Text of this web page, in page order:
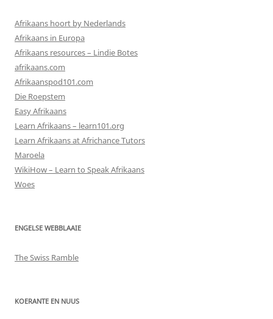
Afrikaans hoort by Nederlands
Afrikaans in Europa
Afrikaans resources – Lindie Botes
afrikaans.com
Afrikaanspod101.com
Die Roepstem
Easy Afrikaans
Learn Afrikaans – learn101.org
Learn Afrikaans at Africhance Tutors
Maroela
WikiHow – Learn to Speak Afrikaans
Woes
ENGELSE WEBBLAAIE
The Swiss Ramble
KOERANTE EN NUUS